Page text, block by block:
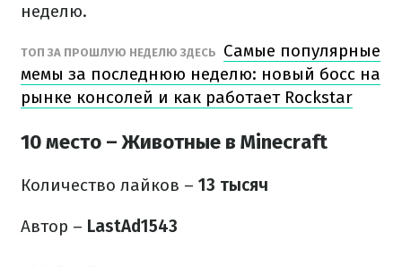
неделю.
ТОП ЗА ПРОШЛУЮ НЕДЕЛЮ ЗДЕСЬ
Самые популярные
мемы за последнюю неделю: новый босс на
рынке консолей и как работает Rockstar
10 место – Животные в Minecraft
Количество лайков – 13 тысяч
Автор – LastAd1543